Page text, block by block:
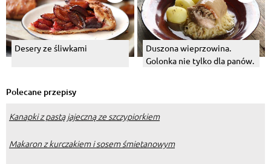
Desery ze śliwkami
Duszona wieprzowina.
Golonka nie tylko dla panów.
Polecane przepisy
Kanapki z pastą jajeczną ze szczypiorkiem
Makaron z kurczakiem i sosem śmietanowym